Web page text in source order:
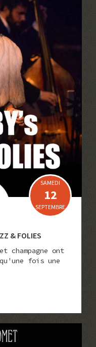
SAMEDI
12
SEPTEMBRE
& FOLIES
champagne ont
fois une